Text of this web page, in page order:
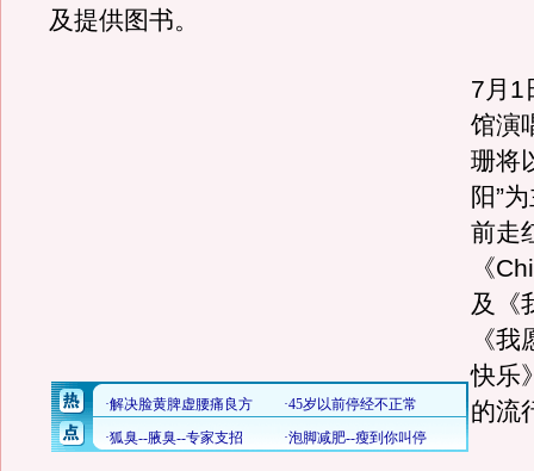
及提供图书。
7月1
馆演
珊将
阳”
前走
《
及《
《
快乐
的流